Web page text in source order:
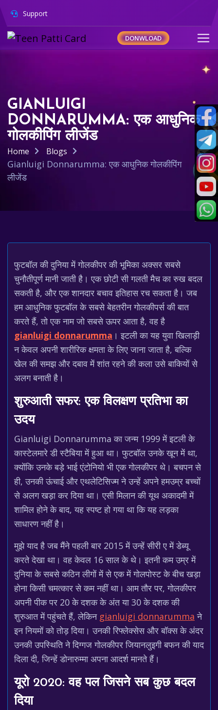
Support
DONWLOAD
GIANLUIGI
DONNARUMMA: एक आधुनिक
गोलकीपिंग लीजेंड
Home Blogs
Gianluigi Donnarumma: एक आधुनिक गोलकीपिंग
लीजेंड
फुटबॉल की दुनिया में गोलकीपर की भूमिका अक्सर सबसे
चुनौतीपूर्ण मानी जाती है। एक छोटी सी गलती मैच का रुख बदल
सकती है, और एक शानदार बचाव इतिहास रच सकता है। जब
हम आधुनिक फुटबॉल के सबसे बेहतरीन गोलकीपर्स की बात
करते हैं, तो एक नाम जो सबसे ऊपर आता है, वह है
gianluigi donnarumma । इटली का यह युवा खिलाड़ी
न केवल अपनी शारीरिक क्षमता के लिए जाना जाता है, बल्कि
खेल की समझ और दबाव में शांत रहने की कला उसे बाकियों से
अलग बनाती है।
शुरुआती सफर: एक विलक्षण प्रतिभा का
उदय
Gianluigi Donnarumma का जन्म 1999 में इटली के
कास्टेलमारे डी स्टैबिया में हुआ था। फुटबॉल उनके खून में था,
क्योंकि उनके बड़े भाई एंटोनियो भी एक गोलकीपर थे। बचपन से
ही, उनकी ऊंचाई और एथलेटिसिज्म ने उन्हें अपने हमउम्र बच्चों
से अलग खड़ा कर दिया था। एसी मिलान की यूथ अकादमी में
शामिल होने के बाद, यह स्पष्ट हो गया था कि यह लड़का
साधारण नहीं है।
मुझे याद है जब मैंने पहली बार 2015 में उन्हें सीरी ए में डेब्यू
करते देखा था। वह केवल 16 साल के थे। इतनी कम उम्र में
दुनिया के सबसे कठिन लीगों में से एक में गोलपोस्ट के बीच खड़ा
होना किसी चमत्कार से कम नहीं था। आम तौर पर, गोलकीपर
अपनी पीक पर 20 के दशक के अंत या 30 के दशक की
शुरुआत में पहुंचते हैं, लेकिन gianluigi donnarumma ने
इन नियमों को तोड़ दिया। उनकी रिफ्लेक्सेस और बॉक्स के अंदर
उनकी उपस्थिति ने दिग्गज गोलकीपर जियानलुइगी बफन की याद
दिला दी, जिन्हें डोनारुम्मा अपना आदर्श मानते हैं।
यूरो 2020: वह पल जिसने सब कुछ बदल
दिया